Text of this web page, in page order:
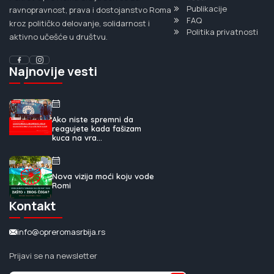
ravnopravnost, prava i dostojanstvo Roma
kroz političko delovanje, solidarnost i
aktivno učešće u društvu.
Publikacije
FAQ
Politika privatnosti
Najnovije vesti
Ako niste spremni da
reagujete kada fašizam
kuca na vra...
Nova vizija moći koju vode
Romi
Kontakt
info@opreromasrbija.rs
Prijavi se na newsletter